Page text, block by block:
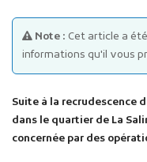
Publicité
Marchés
Projets
Plans
Note : Cet article a
informations qu'il vous
Suite à la recrudescence
dans le quartier de La
concernée par des